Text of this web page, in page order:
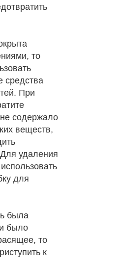
то
При
содержало
веществ,
удаления
для
была
было
то
к